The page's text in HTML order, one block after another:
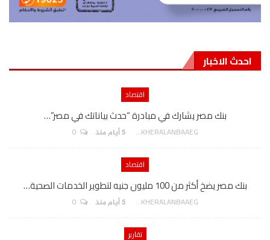
احدث الاخبار
اقتصاد
بنك مصر يشارك في مبادرة “حدث بياناتك في مصر”…
AKHERALANBAAEG 5 أيام منذ
اقتصاد
بنك مصر يضخ أكثر من 100 مليون جنيه لتطوير الخدمات الصحية…
AKHERALANBAAEG 5 أيام منذ
تقارير